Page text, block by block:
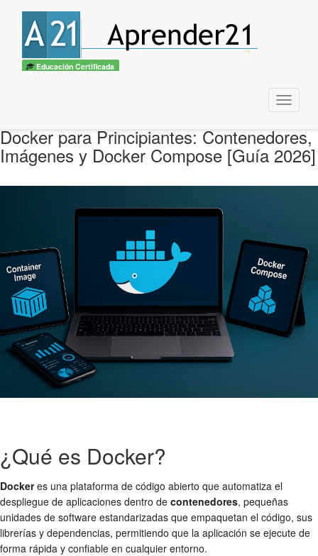
Educación Certificada
Menu
Docker para Principiantes: Contenedores,
Imágenes y Docker Compose [Guía 2026]
¿Qué es Docker?
Dockeres una plataforma de código abierto que automatiza el
despliegue de aplicaciones dentro de contenedores, pequeñas
unidades de software estandarizadas que empaquetan el código, sus
librerías y dependencias, permitiendo que la aplicación se ejecute de
forma rápida y confiable en cualquier entorno.